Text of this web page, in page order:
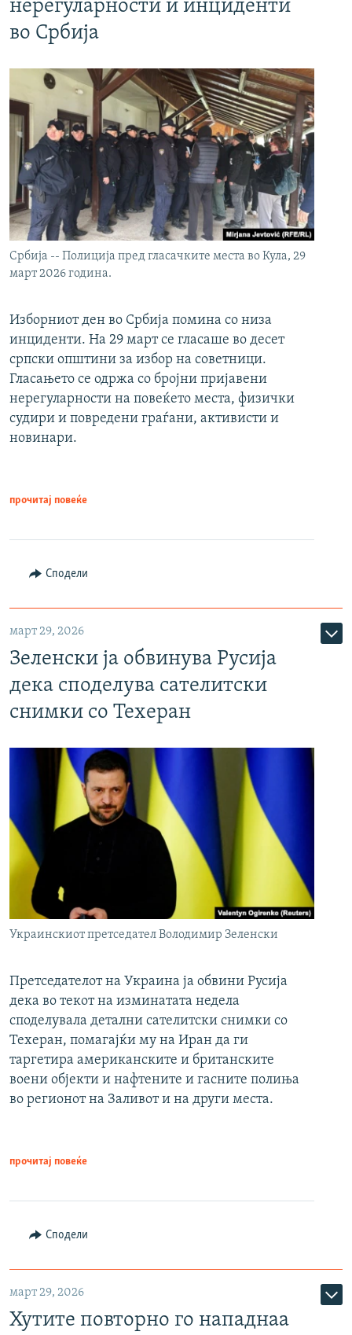
нерегуларности и инциденти
во Србија
Србија -- Полиција пред гласачките места во Кула, 29
март 2026 година.
Изборниот ден во Србија помина со низа
инциденти. На 29 март се гласаше во десет
српски општини за избор на советници.
Гласањето се одржа со бројни пријавени
нерегуларности на повеќето места, физички
судири и повредени граѓани, активисти и
новинари.
прочитај повеќе
Сподели
март 29, 2026
Зеленски ја обвинува Русија
дека споделува сателитски
снимки со Техеран
Украинскиот претседател Володимир Зеленски
Претседателот на Украина ја обвини Русија
дека во текот на изминатата недела
споделувала детални сателитски снимки со
Техеран, помагајќи му на Иран да ги
таргетира американските и британските
воени објекти и нафтените и гасните полиња
во регионот на Заливот и на други места.
прочитај повеќе
Сподели
март 29, 2026
Хутите повторно го нападнаа